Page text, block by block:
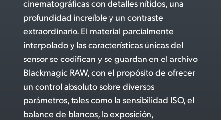
cinematográficas con detalles nítidos, una
profundidad increíble y un contraste
extraordinario. El material parcialmente
interpolado y las características únicas del
sensor se codifican y se guardan en el archivo
Blackmagic RAW, con el propósito de ofrecer
un control absoluto sobre diversos
parámetros, tales como la sensibilidad ISO, el
balance de blancos, la exposición,